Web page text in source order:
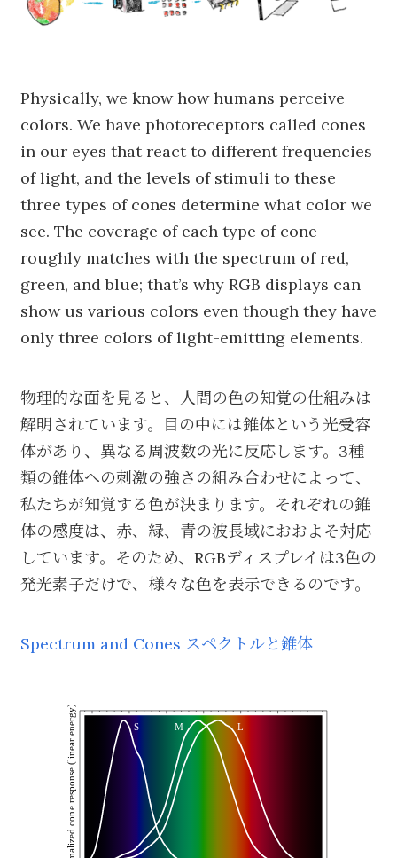
Physically, we know how humans perceive
colors. We have photoreceptors called cones
in our eyes that react to different frequencies
of light, and the levels of stimuli to these
three types of cones determine what color we
see. The coverage of each type of cone
roughly matches with the spectrum of red,
green, and blue; that’s why RGB displays can
show us various colors even though they have
only three colors of light-emitting elements.
物理的な面を見ると、人間の色の知覚の仕組みは
解明されています。目の中には錐体という光受容
体があり、異なる周波数の光に反応します。3種
類の錐体への刺激の強さの組み合わせによって、
私たちが知覚する色が決まります。それぞれの錐
体の感度は、赤、緑、青の波長域におおよそ対応
しています。そのため、RGBディスプレイは3色の
発光素子だけで、様々な色を表示できるのです。
Spectrum and Cones スペクトルと錐体